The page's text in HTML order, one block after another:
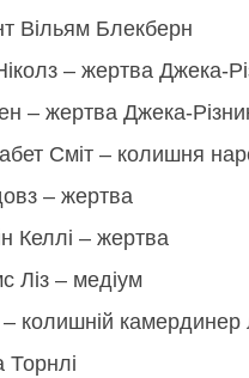
Вільям Блекберн
– жертва Джека-
– жертва Джека-
Сміт – колишня
– жертва
Келлі – жертва
Ліз – медіум
колишній
Торнлі